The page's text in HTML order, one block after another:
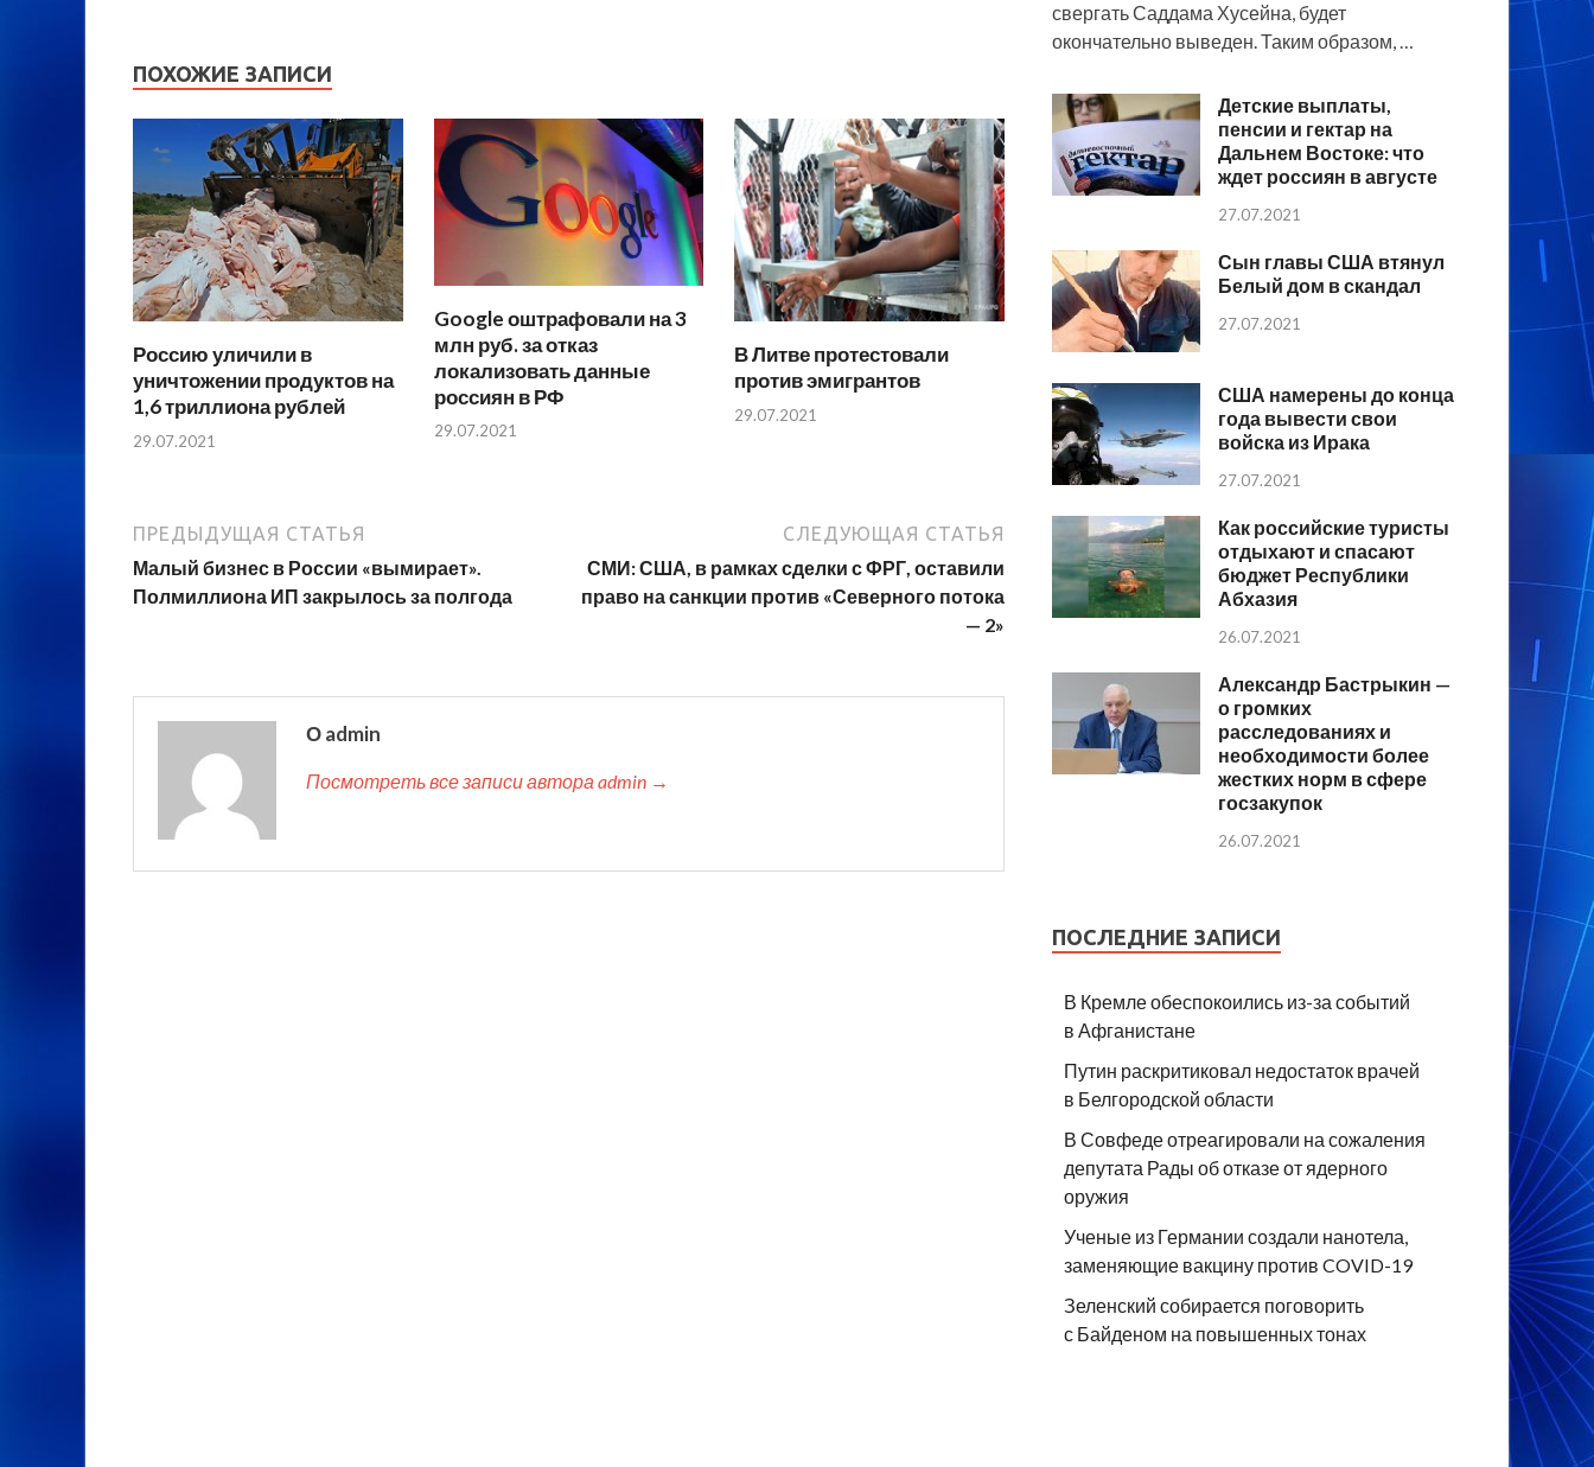
ПОХОЖИЕ ЗАПИСИ
Россию уличили в
уничтожении продуктов на
1,6 триллиона рублей
29.07.2021
Google оштрафовали на 3
млн руб. за отказ
локализовать данные
россиян в РФ
29.07.2021
В Литве протестовали
против эмигрантов
29.07.2021
ПРЕДЫДУЩАЯ СТАТЬЯ
Малый бизнес в России «вымирает».
Полмиллиона ИП закрылось за полгода
СЛЕДУЮЩАЯ СТАТЬЯ
СМИ: США, в рамках сделки с ФРГ, оставили
право на санкции против «Северного потока
— 2»
О admin
Посмотреть все записи автора admin →
свергать Саддама Хусейна, будет
окончательно выведен. Таким образом, …
Детские выплаты,
пенсии и гектар на
Дальнем Востоке: что
ждет россиян в августе
27.07.2021
Сын главы США втянул
Белый дом в скандал
27.07.2021
США намерены до конца
года вывести свои
войска из Ирака
27.07.2021
Как российские туристы
отдыхают и спасают
бюджет Республики
Абхазия
26.07.2021
Александр Бастрыкин —
о громких
расследованиях и
необходимости более
жестких норм в сфере
госзакупок
26.07.2021
ПОСЛЕДНИЕ ЗАПИСИ
В Кремле обеспокоились из-за событий
в Афганистане
Путин раскритиковал недостаток врачей
в Белгородской области
В Совфеде отреагировали на сожаления
депутата Рады об отказе от ядерного
оружия
Ученые из Германии создали нанотела,
заменяющие вакцину против COVID-19
Зеленский собирается поговорить
с Байденом на повышенных тонах